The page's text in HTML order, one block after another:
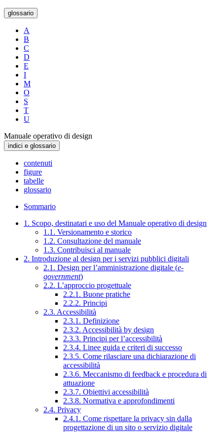
glossario
A
B
C
D
E
I
M
O
S
T
U
Manuale operativo di design
indici e glossario
contenuti
figure
tabelle
glossario
Sommario
1. Scopo, destinatari e uso del Manuale operativo di design
1.1. Versionamento e storico
1.2. Consultazione del manuale
1.3. Contribuisci al manuale
2. Introduzione al design per i servizi pubblici digitali
2.1. Design per l’amministrazione digitale (e-
government)
2.2. L’approccio progettuale
2.2.1. Buone pratiche
2.2.2. Principi
2.3. Accessibilità
2.3.1. Definizione
2.3.2. Accessibilità by design
2.3.3. Principi per l’accessibilità
2.3.4. Linee guida e criteri di successo
2.3.5. Come rilasciare una dichiarazione di
accessibilità
2.3.6. Meccanismo di feedback e procedura di
attuazione
2.3.7. Obiettivi accessibilità
2.3.8. Normativa e approfondimenti
2.4. Privacy
2.4.1. Come rispettare la privacy sin dalla
progettazione di un sito o servizio digitale